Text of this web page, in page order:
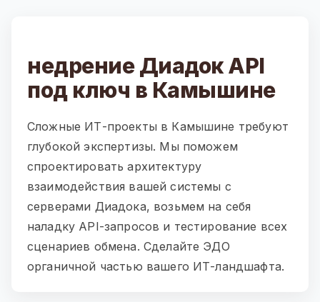
недрение Диадок API
под ключ в Камышине
Сложные ИТ-проекты в Камышине требуют
глубокой экспертизы. Мы поможем
спроектировать архитектуру
взаимодействия вашей системы с
серверами Диадока, возьмем на себя
наладку API-запросов и тестирование всех
сценариев обмена. Сделайте ЭДО
органичной частью вашего ИТ-ландшафта.